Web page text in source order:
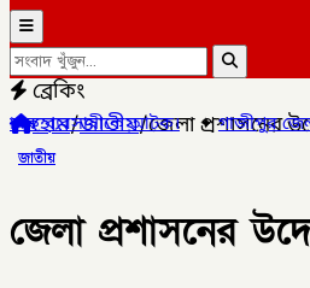
ব্রেকিং
জেলা পরিষদের সাবেক
হোম/জাতীয়/জেলা প্রশাসনের
জাতীয়
জেলা প্রশাসনের